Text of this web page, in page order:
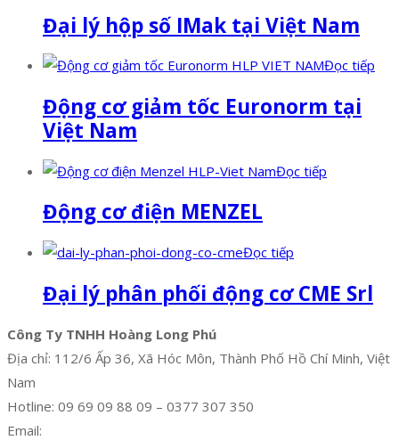
Đại lý hộp số IMak tại Việt Nam
Đọc tiếp
Động cơ giảm tốc Euronorm tại
Việt Nam
Đọc tiếp
Động cơ điện MENZEL
Đọc tiếp
Đại lý phân phối động cơ CME Srl
Công Ty TNHH Hoàng Long Phú
Địa chỉ: 112/6 Ấp 36, Xã Hóc Môn, Thành Phố Hồ Chí Minh, Việt
Nam
Hotline: 09 69 09 88 09 – 0377 307 350
Email: